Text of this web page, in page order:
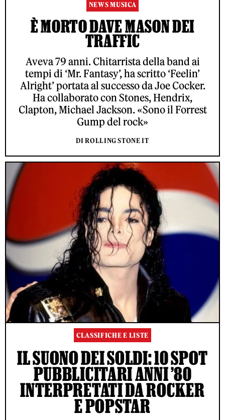
NEWS MUSICA
È MORTO DAVE MASON DEI
TRAFFIC
Aveva 79 anni. Chitarrista della band ai
tempi di ‘Mr. Fantasy’, ha scritto ‘Feelin’
Alright’ portata al successo da Joe Cocker.
Ha collaborato con Stones, Hendrix,
Clapton, Michael Jackson. «Sono il Forrest
Gump del rock»
DI ROLLING STONE IT
CLASSIFICHE E LISTE
IL SUONO DEI SOLDI: 10 SPOT
PUBBLICITARI ANNI ’80
INTERPRETATI DA ROCKER
E POPSTAR